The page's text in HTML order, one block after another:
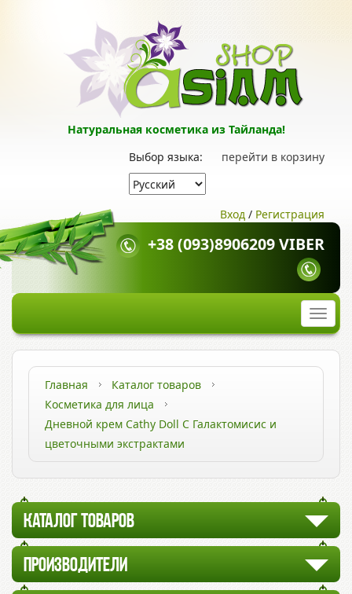
Натуральная косметика из Тайланда!
перейти в корзину
Выбор языка:
Вход / Регистрация
+38 (093)8906209 VIBER
Главная
Каталог товаров
Косметика для лица
Дневной крем Cathy Doll С Галактомисис и
цветочными экстрактами
КАТАЛОГ ТОВАРОВ
ПРОИЗВОДИТЕЛИ